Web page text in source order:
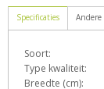
Specificaties
Soort:
Type kwaliteit:
Breedte (cm):